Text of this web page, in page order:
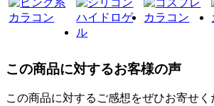
この商品に対するお客様の声
この商品に対するご感想をぜひお寄せく